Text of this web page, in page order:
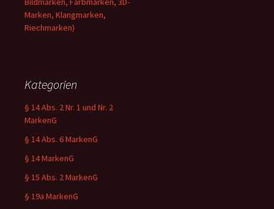
Marken, Klangmarken,
Riechmarken)
Kategorien
§ 14 Abs. 2 Nr. 1 und Nr. 2
MarkenG
§ 14 Abs. 6 MarkenG
§ 14 MarkenG
§ 15 Abs. 2 MarkenG
§ 19a MarkenG